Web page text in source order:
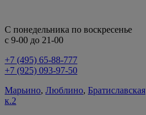
С понедельника по воскресенье
с 9-00 до 21-00
+7 (495) 65-88-777
+7 (925) 093-97-50
Марьино, Люблино, Братиславская
к.2